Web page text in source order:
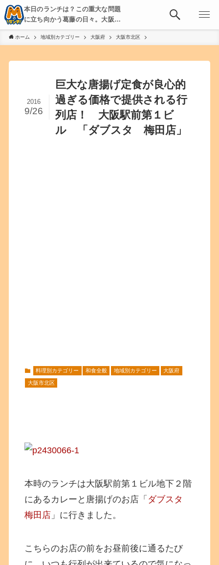
本日のランチは？この重大な問題
に立ち向かう葛藤の日々。大阪・
京都・神戸を中心とした食べ歩
き、飲み歩きを綴る。
ホーム 地域別カテゴリー 大阪府 大阪市北区
巨大な唐揚げ定食が良心的
過ぎる価格で提供される行
列店！ 大阪駅前第１ビ
ル 「ダブスタ 梅田店」
2016
9/26
料理別カテゴリー 和食全般 地域別カテゴリー 大阪府
大阪市北区
本時のランチは大阪駅前第１ビル地下２階
にあるカレーと唐揚げのお店「 ダブスタ
梅田店 」に行きました。
こちらのお店の前をお昼前後に通るたび